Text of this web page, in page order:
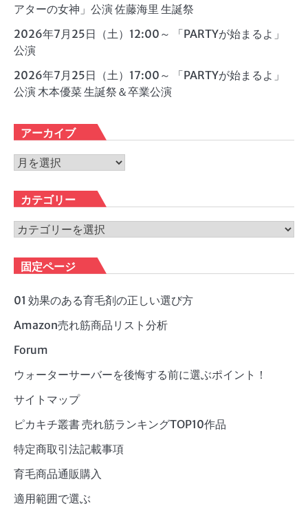
アターの女神」公演 佐藤海里 生誕祭
2026年7月25日（土）12:00～ 「PARTYが始まるよ」
公演
2026年7月25日（土）17:00～ 「PARTYが始まるよ」
公演 木本優菜 生誕祭＆卒業公演
アーカイブ
ア
カ
イ
ブ
カテゴリー
カ
ゴ
リ
ー
固定ページ
01 効果のある育毛剤の正しい選び方
Amazon売れ筋商品リスト分析
Forum
ウォーターサーバーを後悔する前に選ぶポイント！
サイトマップ
ピカキチ叢書 売れ筋ランキングTOP10作品
特定商取引法記載事項
育毛商品通販購入
適用範囲で選ぶ